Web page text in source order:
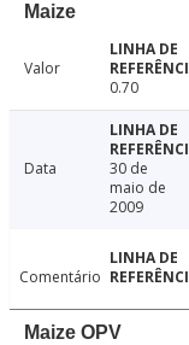
Maize
Valor
0.70
Data
30 de
maio de
2009
Comentário
Maize OPV